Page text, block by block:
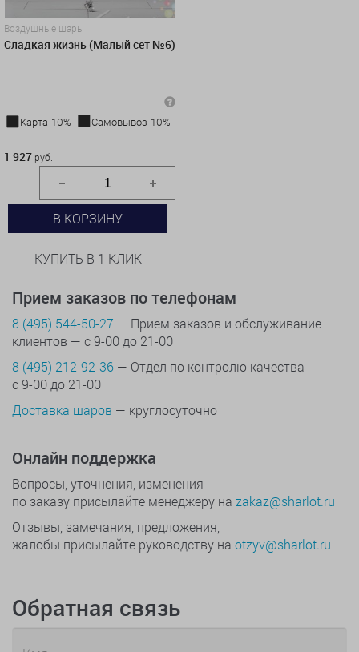
Воздушные шары
Сладкая жизнь (Малый сет №6)
Карта-10%
Самовывоз-10%
1 927 руб.
В КОРЗИНУ
КУПИТЬ В 1 КЛИК
Прием заказов по телефонам
8 (495) 544-50-27 — Прием заказов и обслуживание
клиентов — с 9-00 до 21-00
8 (495) 212-92-36 — Отдел по контролю качества
с 9-00 до 21-00
Доставка шаров — круглосуточно
Онлайн поддержка
Вопросы, уточнения, изменения
по заказу присылайте менеджеру на zakaz@sharlot.ru
Отзывы, замечания, предложения,
жалобы присылайте руководству на otzyv@sharlot.ru
Обратная связь